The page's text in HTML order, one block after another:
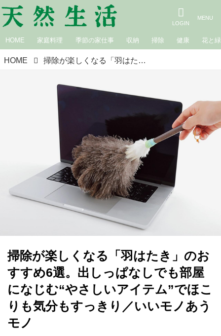
HOME 家庭料理 季節の家仕事 収納 掃除 健康 花と緑
HOME 掃除が楽しくなる「羽はたき」のおすすめ6選。出しっぱなしでも部屋になじむ“やさしいアイテム”でほこりも気分もすっきり／いいモノあうモノ
掃除が楽しくなる「羽はたき」のお
すすめ6選。出しっぱなしでも部屋
になじむ“やさしいアイテム”でほこ
りも気分もすっきり／いいモノあう
モノ